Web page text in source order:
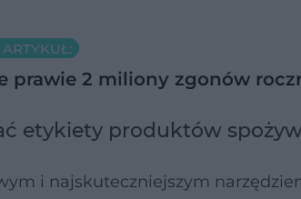
prawie 2 miliony zgonów
etykiety produktów
i najskuteczniejszym